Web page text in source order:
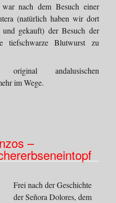
war nach dem Besuch einer
(natürlich haben wir dort
und gekauft) der Besuch der
tiefschwarze Blutwurst zu
andalusischen
im Wege.
–
Frei nach der Geschichte
der Señora Dolores, dem